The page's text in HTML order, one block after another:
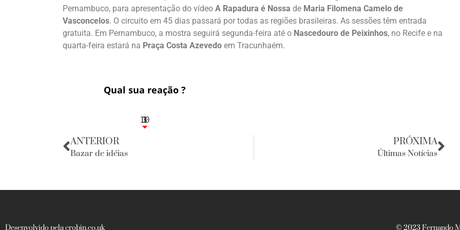
Pernambuco, para apresentação do vídeo A Rapadura é Nossa de Maria Filomena Camelo de
Vasconcelos. O circuito em 45 dias passará por todas as regiões brasileiras. As sessões têm entrada
gratuita. Em Pernambuco, a mostra seguirá segunda-feira até o Nascedouro de Peixinhos, no Recife e na
quarta-feira estará na Praça Costa Azevedo em Tracunhaém.
Qual sua reação ?
3
1
1
3
10
ANTERIOR
Bazar de idéias
PRÓXIMA
Últimas Notícias